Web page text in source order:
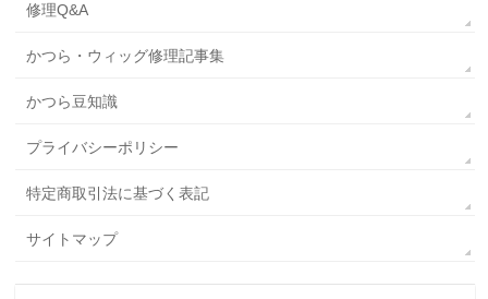
修理Q&A
かつら・ウィッグ修理記事集
かつら豆知識
プライバシーポリシー
特定商取引法に基づく表記
サイトマップ